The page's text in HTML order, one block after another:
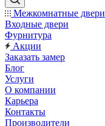
Межкомнатные двери
Входные двери
Фурнитура
Акции
Заказать замер
Блог
Услуги
О компании
Карьера
Контакты
Производители